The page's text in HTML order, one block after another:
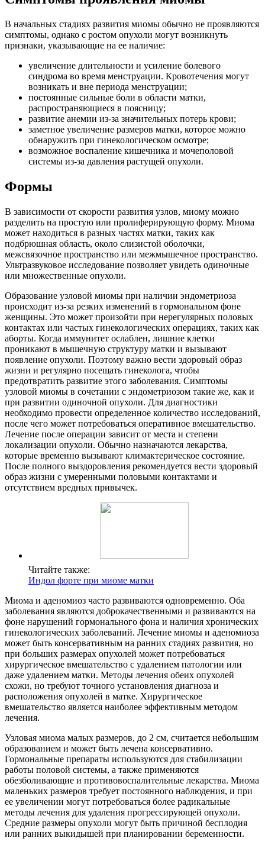
В начальных стадиях развития миомы обычно не проявляются
симптомы, однако с ростом опухоли могут возникнуть
признаки, указывающие на ее наличие:
увеличение длительности и усиление болевого
синдрома во время менструации. Кровотечения могут
возникать и вне периода менструации;
постоянные сильные боли в области матки,
распространяющиеся в поясницу;
развитие анемии из-за значительных потерь крови;
заметное увеличение размеров матки, которое можно
обнаружить при гинекологическом осмотре;
возможное воспаление кишечника и мочеполовой
системы из-за давления растущей опухоли.
Формы
В зависимости от скорости развития узлов, миому можно
разделить на простую или пролиферирующую форму. Миома
может находиться в разных частях матки, таких как
подбрюшная область, около слизистой оболочки,
межсвязочное пространство или межмышечное пространство.
Ультразвуковое исследование позволяет увидеть одиночные
или множественные опухоли.
Образование узловой миомы при наличии эндометриоза
происходит из-за резких изменений в гормональном фоне
женщины. Это может произойти при нерегулярных половых
контактах или частых гинекологических операциях, таких как
аборты. Когда иммунитет ослаблен, лишние клетки
проникают в мышечную структуру матки и вызывают
появление опухоли. Поэтому важно вести здоровый образ
жизни и регулярно посещать гинеколога, чтобы
предотвратить развитие этого заболевания. Симптомы
узловой миомы в сочетании с эндометриозом такие же, как и
при развитии одиночной опухоли. Для диагностики
необходимо провести определенное количество исследований,
после чего может потребоваться оперативное вмешательство.
Лечение после операции зависит от места и степени
локализации опухоли. Обычно назначаются лекарства,
которые временно вызывают климактерическое состояние.
После полного выздоровления рекомендуется вести здоровый
образ жизни с умеренными половыми контактами и
отсутствием вредных привычек.
Читайте также:
Индол форте при миоме матки
Миома и аденомиоз часто развиваются одновременно. Оба
заболевания являются доброкачественными и развиваются на
фоне нарушений гормонального фона и наличия хронических
гинекологических заболеваний. Лечение миомы и аденомиоза
может быть консервативным на ранних стадиях развития, но
при больших размерах опухолей может потребоваться
хирургическое вмешательство с удалением патологии или
даже удалением матки. Методы лечения обеих опухолей
схожи, но требуют точного установления диагноза и
расположения опухолей в матке. Хирургическое
вмешательство является наиболее эффективным методом
лечения.
Узловая миома малых размеров, до 2 см, считается небольшим
образованием и может быть лечена консервативно.
Гормональные препараты используются для стабилизации
работы половой системы, а также применяются
обезболивающие и противовоспалительные лекарства. Миома
маленьких размеров требует постоянного наблюдения, и при
ее увеличении могут потребоваться более радикальные
методы лечения для удаления прогрессирующей опухоли.
Средние размеры опухоли могут быть причиной бесплодия
или ранних выкидышей при планировании беременности.